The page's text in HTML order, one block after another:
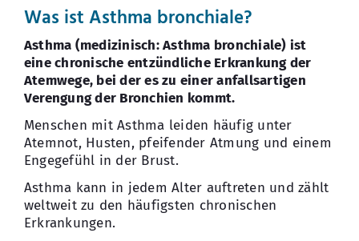
Ausbildung
Kontakt
Was ist Asthma bronchiale?
Asthma (medizinisch: Asthma bronchiale) ist
eine chronische entzündliche Erkrankung der
Atemwege, bei der es zu einer anfallsartigen
Verengung der Bronchien kommt.
Menschen mit Asthma leiden häufig unter
Atemnot, Husten, pfeifender Atmung und einem
Engegefühl in der Brust.
Asthma kann in jedem Alter auftreten und zählt
weltweit zu den häufigsten chronischen
Erkrankungen.